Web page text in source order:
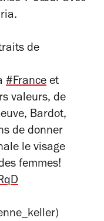
de
#France et
valeurs, de
Bardot,
de donner
le visage
femmes!